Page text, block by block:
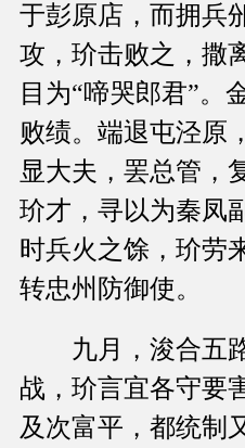
于彭原店，而拥兵
攻，玠击败之，撒
目为“啼哭郎君”。
败绩。端退屯泾原
显大夫，罢总管，
玠才，寻以为秦凤
时兵火之馀，玠劳
转忠州防御使。
九月，浚合五路
战，玠言宜各守要
及次富平，都统制